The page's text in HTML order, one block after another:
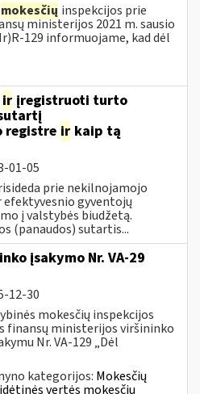
mokesčių inspekcijos prie
ministerijos 2021 m. sausio
129 informuojame, kad dėl
ir įregistruoti turto
registre ir kaip tą
01-05
prie nekilnojamojo
gyventojų
į valstybės biudžetą.
(panaudos) sutartis...
įsakymo Nr. VA-29
12-30
mokesčių inspekcijos
finansų ministerijos viršininko
Nr. VA-129 „Dėl
kategorijos: Mokesčių
vertės mokesčių